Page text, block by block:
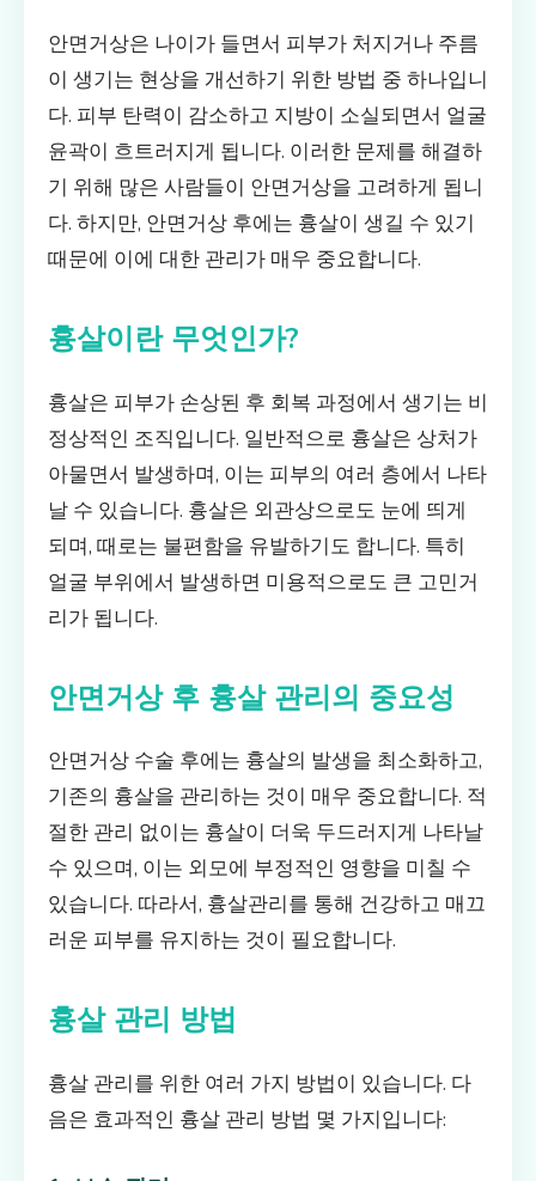
안면거상은 나이가 들면서 피부가 처지거나 주름
이 생기는 현상을 개선하기 위한 방법 중 하나입니
다. 피부 탄력이 감소하고 지방이 소실되면서 얼굴
윤곽이 흐트러지게 됩니다. 이러한 문제를 해결하
기 위해 많은 사람들이 안면거상을 고려하게 됩니
다. 하지만, 안면거상 후에는 흉살이 생길 수 있기
때문에 이에 대한 관리가 매우 중요합니다.
흉살이란 무엇인가?
흉살은 피부가 손상된 후 회복 과정에서 생기는 비
정상적인 조직입니다. 일반적으로 흉살은 상처가
아물면서 발생하며, 이는 피부의 여러 층에서 나타
날 수 있습니다. 흉살은 외관상으로도 눈에 띄게
되며, 때로는 불편함을 유발하기도 합니다. 특히
얼굴 부위에서 발생하면 미용적으로도 큰 고민거
리가 됩니다.
안면거상 후 흉살 관리의 중요성
안면거상 수술 후에는 흉살의 발생을 최소화하고,
기존의 흉살을 관리하는 것이 매우 중요합니다. 적
절한 관리 없이는 흉살이 더욱 두드러지게 나타날
수 있으며, 이는 외모에 부정적인 영향을 미칠 수
있습니다. 따라서, 흉살관리를 통해 건강하고 매끄
러운 피부를 유지하는 것이 필요합니다.
흉살 관리 방법
흉살 관리를 위한 여러 가지 방법이 있습니다. 다
음은 효과적인 흉살 관리 방법 몇 가지입니다: